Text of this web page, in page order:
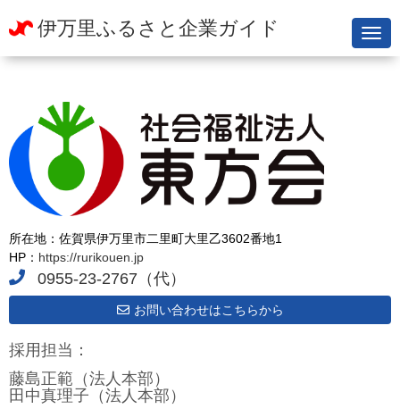
伊万里ふるさと企業ガイド
N
a
v
所在地：佐賀県伊万里市二里町大里乙3602番地1
HP： https://rurikouen.jp
0955-23-2767（代）
お問い合わせはこちらから
採用担当：
藤島正範（法人本部）
田中真理子（法人本部）